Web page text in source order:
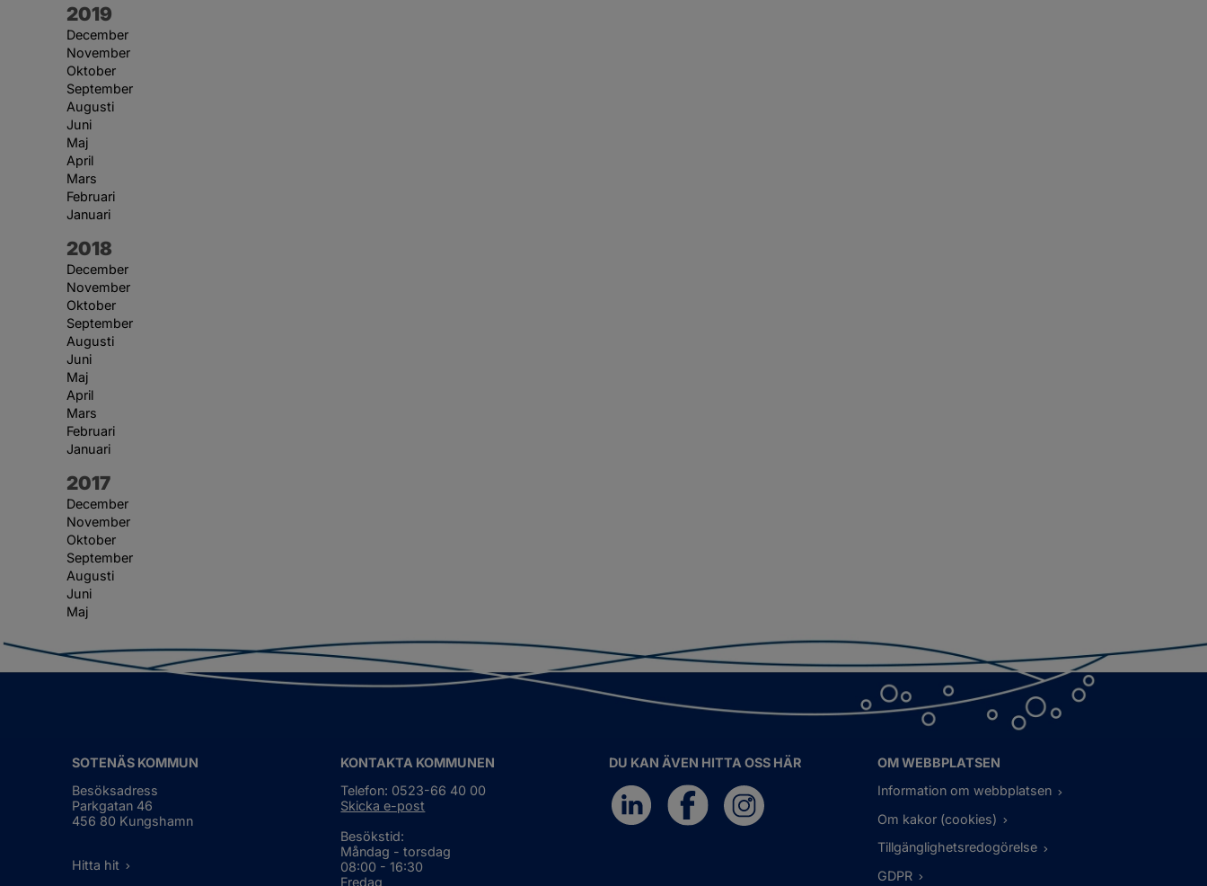
År:
2019
December
November
Oktober
September
Augusti
Juni
Maj
April
Mars
Februari
Januari
År:
2018
December
November
Oktober
September
Augusti
Juni
Maj
April
Mars
Februari
Januari
År:
2017
December
November
Oktober
September
Augusti
Juni
Maj
SOTENÄS KOMMUN
Besöksadress
Parkgatan 46
456 80 Kungshamn
Hitta hit
KONTAKTA KOMMUNEN
Telefon: 0523-66 40 00
Skicka e-post
Besökstid:
Måndag - torsdag
08:00 - 16:30
Fredag
DU KAN ÄVEN HITTA OSS HÄR
OM WEBBPLATSEN
Information om webbplatsen
Om kakor (cookies)
Tillgänglighetsredogörelse
GDPR